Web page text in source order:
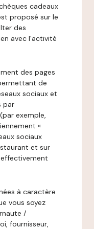
cadeaux
proposé sur le
des
avec l'activité
des pages
de
sociaux et
par
exemple,
«
sociaux
et sur
à caractère
vous soyez
/
fournisseur,